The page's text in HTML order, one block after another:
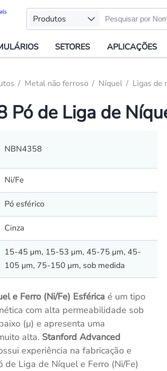
Produtos
SETORES APLICAÇÕES
Metal não ferroso Níquel Ligas de
Pó de Liga de
NBN4358
Ni/Fe
Pó esférico
Cinza
15-45 μm, 15-53 μm, 45-75 μm, 45-
105 μm, 75-150 μm, sob medida
e Ferro (Ni/Fe) Esférica é um tipo
com alta permeabilidade sob
(μ) e apresenta uma
alta. Stanford Advanced
experiência na fabricação e
de Liga de Níquel e Ferro (Ni/Fe)